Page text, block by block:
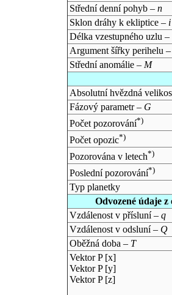
Střední denní pohyb – n
Sklon dráhy k ekliptice – i
Délka vzestupného uzlu –
Argument šířky perihelu
Střední anomálie – M
Absolutní hvězdná
Fázový parametr – G
Počet pozorování*)
Počet opozic*)
Pozorována v letech*)
Poslední pozorování*)
Typ planetky
Odvozené údaje
Vzdálenost v přísluní – q
Vzdálenost v odsluní – Q
Oběžná doba – T
Vektor P [x]
Vektor P [y]
Vektor P [z]